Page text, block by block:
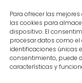
Para ofrecer las
las cookies para
dispositivo. El
procesar datos como
identificaciones únicas
consentimiento, puede
características y
CUIDADOS
Cuidadoras de
Cuidadoras de
Cuidadoras de
Cuidados